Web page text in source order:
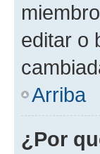
editar o
Arriba
¿Por